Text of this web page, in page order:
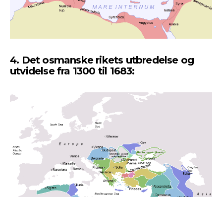
4. Det osmanske rikets utbredelse og
utvidelse fra 1300 til 1683: